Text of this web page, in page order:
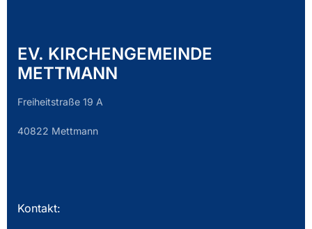
EV. KIRCHENGEMEINDE
METTMANN
Freiheitstraße 19 A
40822 Mettmann
Kontakt: